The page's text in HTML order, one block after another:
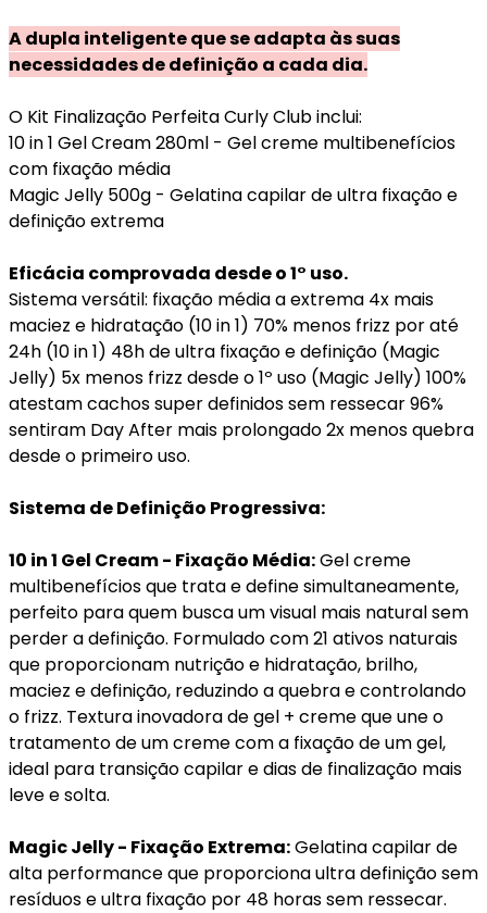
A dupla inteligente que se adapta às suas
necessidades de definição a cada dia.
O Kit Finalização Perfeita Curly Club inclui:
10 in 1 Gel Cream 280ml - Gel creme multibenefícios
com fixação média
Magic Jelly 500g - Gelatina capilar de ultra fixação e
definição extrema
Eficácia comprovada desde o 1° uso.
Sistema versátil: fixação média a extrema 4x mais
maciez e hidratação (10 in 1) 70% menos frizz por até
24h (10 in 1) 48h de ultra fixação e definição (Magic
Jelly) 5x menos frizz desde o 1º uso (Magic Jelly) 100%
atestam cachos super definidos sem ressecar 96%
sentiram Day After mais prolongado 2x menos quebra
desde o primeiro uso.
Sistema de Definição Progressiva:
10 in 1 Gel Cream - Fixação Média:Gel creme
multibenefícios que trata e define simultaneamente,
perfeito para quem busca um visual mais natural sem
perder a definição. Formulado com 21 ativos naturais
que proporcionam nutrição e hidratação, brilho,
maciez e definição, reduzindo a quebra e controlando
o frizz. Textura inovadora de gel + creme que une o
tratamento de um creme com a fixação de um gel,
ideal para transição capilar e dias de finalização mais
leve e solta.
Magic Jelly - Fixação Extrema:Gelatina capilar de
alta performance que proporciona ultra definição sem
resíduos e ultra fixação por 48 horas sem ressecar.